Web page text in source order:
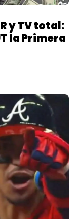
y TV total:
la Primera